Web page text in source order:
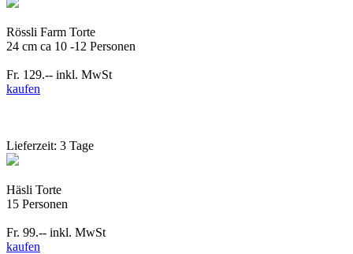
Rössli Farm Torte
24 cm ca 10 -12 Personen
Fr. 129.-- inkl. MwSt
kaufen
Lieferzeit: 3 Tage
Häsli Torte
15 Personen
Fr. 99.-- inkl. MwSt
kaufen